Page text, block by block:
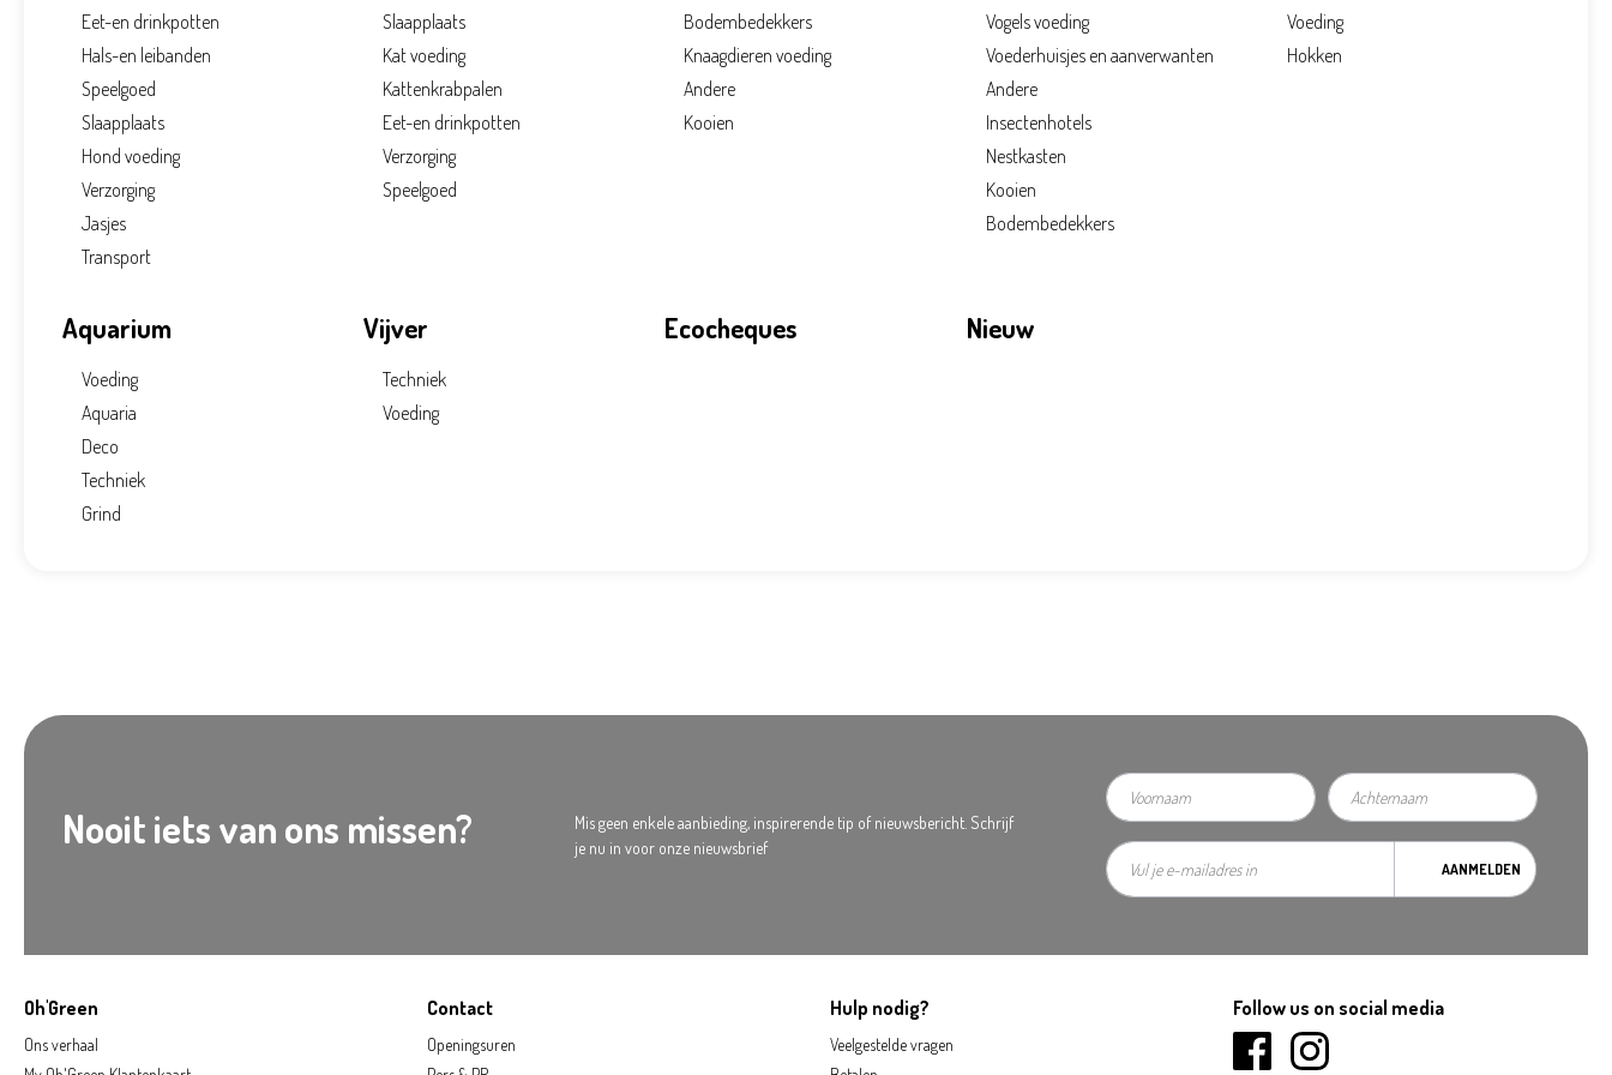
Eet-en drinkpotten
Hals-en leibanden
Speelgoed
Slaapplaats
Hond voeding
Verzorging
Jasjes
Transport
Slaapplaats
Kat voeding
Kattenkrabpalen
Eet-en drinkpotten
Verzorging
Speelgoed
Bodembedekkers
Knaagdieren voeding
Andere
Kooien
Vogels voeding
Voederhuisjes en aanverwanten
Andere
Insectenhotels
Nestkasten
Kooien
Bodembedekkers
Voeding
Hokken
Aquarium
Voeding
Aquaria
Deco
Techniek
Grind
Vijver
Techniek
Voeding
Ecocheques Nieuw
Nooit iets van ons missen?
Mis geen enkele aanbieding, inspirerende tip of nieuwsbericht. Schrijf
je nu in voor onze nieuwsbrief
AANMELDEN
Oh'Green
Ons verhaal
Contact
Openingsuren
Hulp nodig?
Veelgestelde vragen
Follow us on social media